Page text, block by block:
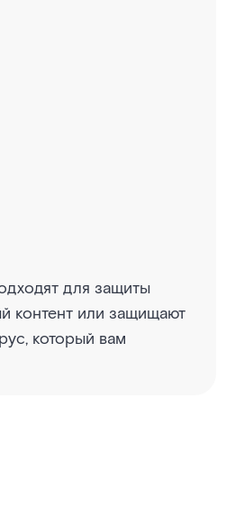
для защиты
контент или защищают
который вам